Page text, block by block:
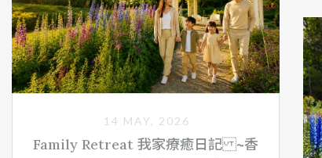
了解更多
Family Retreat 我家療癒日記 ~香
14 MAY, 2026